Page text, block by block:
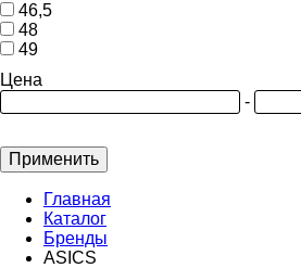
46,5
48
49
Цена
-
Применить
Главная
Каталог
Бренды
ASICS